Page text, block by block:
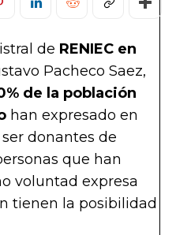
de RENIEC en
Pacheco Saez,
de la población
han expresado en
donantes de
que han
voluntad expresa
tienen la posibilidad